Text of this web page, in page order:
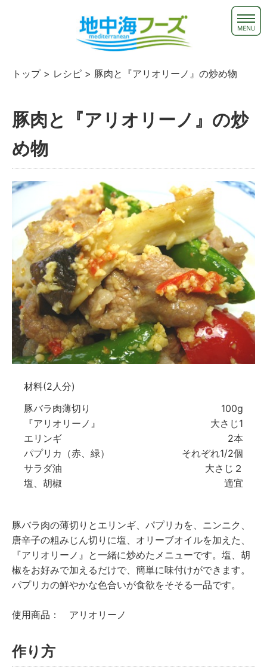
トップ> レシピ > 豚肉と『アリオリーノ』の炒め物
豚肉と『アリオリーノ』の炒
め物
材料(2人分)
豚バラ肉薄切り
100g
『アリオリーノ』
大さじ1
エリンギ
2本
パプリカ（赤、緑）
それぞれ1/2個
サラダ油
大さじ２
塩、胡椒
適宜
豚バラ肉の薄切りとエリンギ、パプリカを、ニンニク、
唐辛子の粗みじん切りに塩、オリーブオイルを加えた、
『アリオリーノ』と一緒に炒めたメニューです。塩、胡
椒をお好みで加えるだけで、簡単に味付けができます。
パプリカの鮮やかな色合いが食欲をそそる一品です。
使用商品： アリオリーノ
作り方